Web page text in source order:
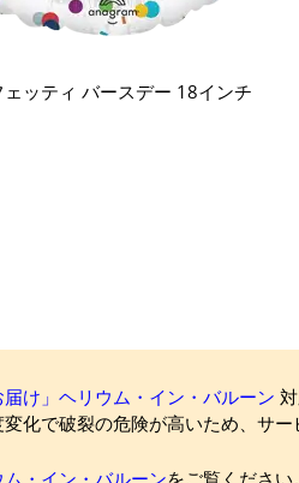
ェッティ バースデー 18インチ
届け」ヘリウム・イン・バルーン
化で破裂の危険が高いため、サー
・イン・バルーンをご覧ください。